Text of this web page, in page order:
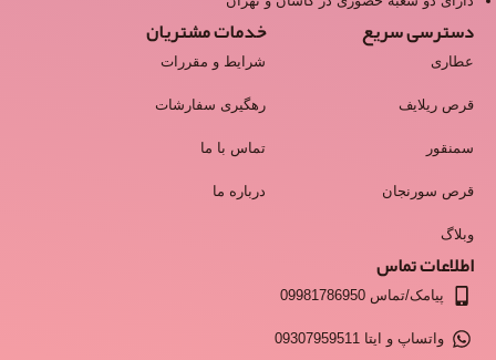
دسترسی سریع
عطاری
قرص ریلایف
سمنقور
قرص سورنجان
وبلاگ
خدمات مشتریان
شرایط و مقررات
رهگیری سفارشات
تماس با ما
درباره ما
اطلاعات تماس
پیامک/تماس 09981786950
واتساپ و ایتا 09307959511